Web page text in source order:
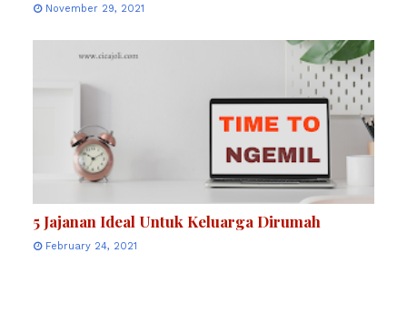
November 29, 2021
5 Jajanan Ideal Untuk Keluarga Dirumah
February 24, 2021